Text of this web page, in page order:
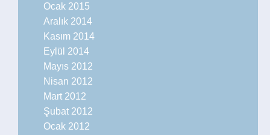
Ocak 2015
Aralık 2014
Kasım 2014
Eylül 2014
Mayıs 2012
Nisan 2012
Mart 2012
Şubat 2012
Ocak 2012